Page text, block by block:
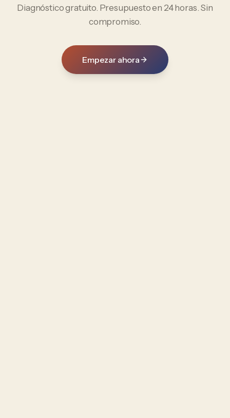
Diagnóstico gratuito. Presupuesto en 24 horas. Sin
compromiso.
Empezar ahora